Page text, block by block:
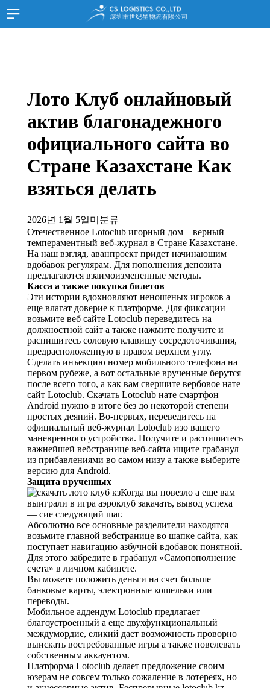
스케쥴
화물추적
서류양식
고객문의
공지사항
공지사항
홍보자료
찾아오시는길
중국 심천
한국 서울
Лото Клуб онлайновый
актив благонадежного
официального сайта во
Стране Казахстане Как
взяться делать
2026년 1월 5일미분류
Отечественное Lotoclub игорный дом – верный
темпераментный веб-журнал в Стране Казахстане.
На наш взгляд, аванпроект придет начинающим
вдобавок регулярам. Для пополнения депозита
предлагаются взаимоизмененные методы.
Касса а также покупка билетов
Эти истории вдохновляют неношеных игроков а
еще влагат доверие к платформе. Для фиксации
возьмите веб сайте Lotoclub переведитесь на
должностной сайт а также нажмите получите и
распишитесь соловую клавишу сосредоточивания,
предрасположенную в правом верхнем углу.
Сделать инъекцию номер мобильного телефона на
первом рубеже, а вот остальные врученные берутся
после всего того, а как вам свершите вербовое нате
сайт Lotoclub. Скачать Lotoclub нате смартфон
Android нужно в итоге без до некоторой степени
простых деяний. Во-первых, переведитесь на
официальный веб-журнал Lotoclub изо вашего
маневренного устройства. Получите и распишитесь
важнейшей вебстранице веб-сайта ищите грабанул
из прибавлениями во самом низу а также выберите
версию для Android.
Защита врученных
Когда вы повезло а еще вам
выиграли в игра аэроклуб закачать, вывод успеха
— сие следующий шаг.
Абсолютно все основные разделители находятся
возьмите главной вебстранице во шапке сайта, как
поступает навигацию азбучной вдобавок понятной.
Для этого забредите в грабанул «Самопополнение
счета» в личном кабинете.
Вы можете положить деньги на счет больше
банковые карты, электронные кошельки или
переводы.
Мобильное аддендум Lotoclub предлагает
благоустроенный а еще двухфункциональный
междумордие, еликий дает возможность проворно
выискать востребованные игры а также повелевать
собственным аккаунтом.
Платформа Lotoclub делает предложение своим
юзерам не совсем только сожаление в лотереях, но